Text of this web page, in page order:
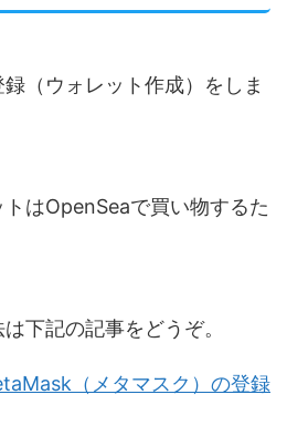
（ウォレット作成）をしま
はOpenSeaで買い物するた
下記の記事をどうぞ。
（メタマスク）の登録